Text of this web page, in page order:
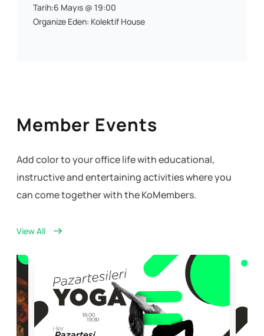
Tarih:6 Mayıs @ 19:00
Organize Eden: Kolektif House
Member Events
Add color to your office life with educational,
instructive and entertaining activities where you
can come together with the KoMembers.
View All